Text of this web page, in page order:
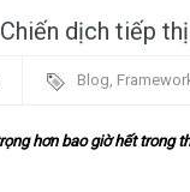
Chiến dịch tiếp
Blog,
hơn bao giờ hết